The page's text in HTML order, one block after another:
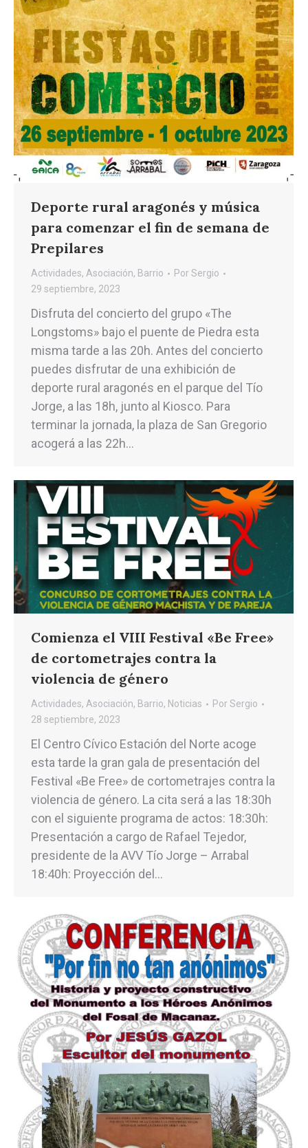
Deporte rural aragonés y música
para comenzar el fin de semana de
Prepilares
Actividades, Asociación, Barrio PorSergio
29 septiembre, 2023
Disfruta del concierto del grupo «The
Longstoms» bajo el puente de Piedra esta
misma tarde a las 20h. Antes del concierto
puedes disfrutar de una exhibición de
deporte rural aragonés en el parque del Tío
Jorge, a las 18h, junto al Kiosco. Para
terminar la jornada, la plaza de San Gregorio
acogerá a las 22h…
Comienza el VIII Festival «Be Free»
de cortometrajes contra la
violencia de género
Actividades, Asociación, Barrio, Noticias PorSergio
28 septiembre, 2023
El Centro Cívico Estación del Norte acoge
esta tarde la gran gala de presentación del
Festival «Be Free» de cortometrajes contra la
violencia de género. La cita será a las 18:30h
con el siguiente programa de actos: 18:30h:
Presentación a cargo de Rafael Tejedor,
presidente de la AVV Tío Jorge – Arrabal
18:40h: Proyección del…